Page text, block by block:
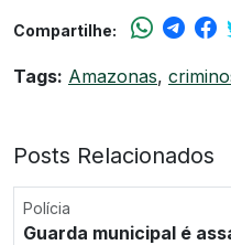
Compartilhe:
Tags: Amazonas,
Posts Relacionados
Polícia
Guarda municipal é